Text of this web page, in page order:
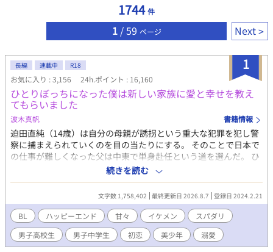
1744 件
1/ 59 ページ Next
1
長編 連載中 R18
お気に入り : 3,156 24h.ポイント : 16,160
ひとりぼっちになった僕は新しい家族に愛と幸せを教え
てもらいました
波木真帆 書籍情報
迫田直純（14歳）は自分の母親が誘拐という重大な犯罪を犯し警
察に捕まえられていくのを目の当たりにする。 そのことで日本で
の仕事が難しくなった父は中東で単身赴任という道を選んだ。 ひ
とりで日本に取り残されることになった僕は、その場に居合わせ
た磯山という弁護士さんの家にしばらくお世話になることになっ
た。 そこでの生活は僕が今まで過ごしてきた毎日とは全く別物
で、最初は戸惑いつつも次第にこれが幸せなのかと感じるように
なった。 そんな時、磯山先生の甥っ子さんが一緒に暮らすように
なって……。 母親に洗脳され抑圧的な生活をしてきた直純と、直
純に好意を持つ高校生の昇との可愛らしい恋のお話です。 こちら
は『歩けなくなったお荷物な僕がセレブなイケメン社長に甘々な
続きを読む
文字数 1,758,402 最終更新日 2026.8.7 登録日 2024.2.21
BL ハッピーエンド 甘々 イケメン
スパダリ
男子高校生
男子中学生 初恋 美少年 溺愛